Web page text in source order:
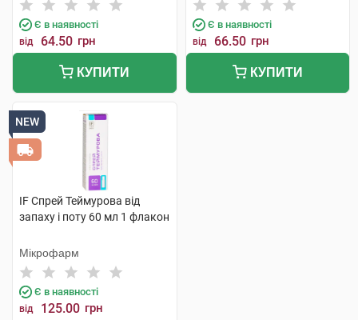
Є в наявності
від 64.50 грн
КУПИТИ
Є в наявності
від 66.50 грн
КУПИТИ
NEW
IF Спрей Теймурова від
запаху і поту 60 мл 1 флакон
Мікрофарм
Є в наявності
від 125.00 грн